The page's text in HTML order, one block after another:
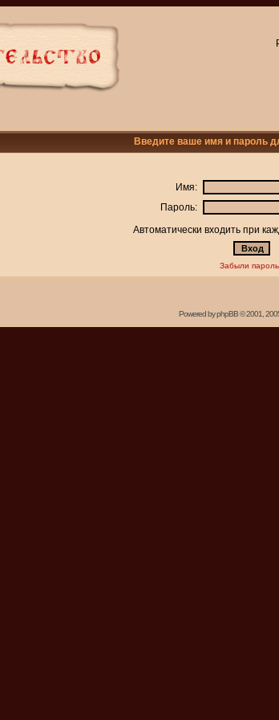
Введите ваше имя и пароль
Имя:
Пароль:
Автоматически входить при
Забыли
Powered byphpBB© 2001,